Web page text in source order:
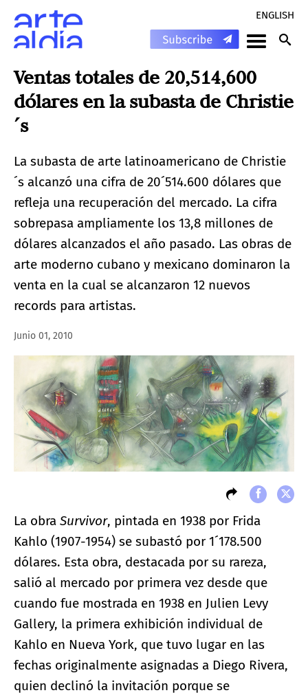
ENGLISH
Ventas totales de 20,514,600
dólares en la subasta de Christie
´s
La subasta de arte latinoamericano de Christie
´s alcanzó una cifra de 20´514.600 dólares que
refleja una recuperación del mercado. La cifra
sobrepasa ampliamente los 13,8 millones de
dólares alcanzados el año pasado. Las obras de
arte moderno cubano y mexicano dominaron la
venta en la cual se alcanzaron 12 nuevos
records para artistas.
Junio 01, 2010
La obra Survivor, pintada en 1938 por Frida
Kahlo (1907-1954) se subastó por 1´178.500
dólares. Esta obra, destacada por su rareza,
salió al mercado por primera vez desde que
cuando fue mostrada en 1938 en Julien Levy
Gallery, la primera exhibición individual de
Kahlo en Nueva York, que tuvo lugar en las
fechas originalmente asignadas a Diego Rivera,
quien declinó la invitación porque se